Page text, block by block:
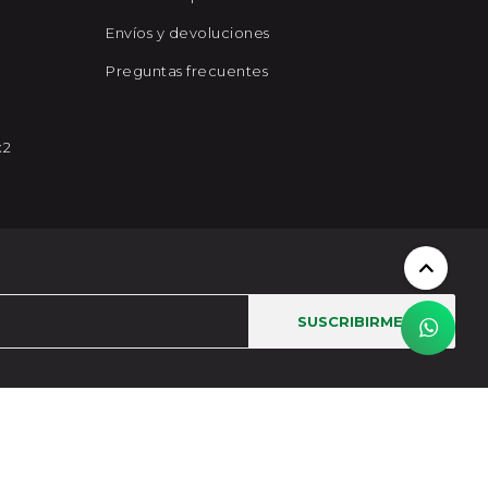
SUSCRIBIRME
Envíos y devoluciones
Preguntas frecuentes